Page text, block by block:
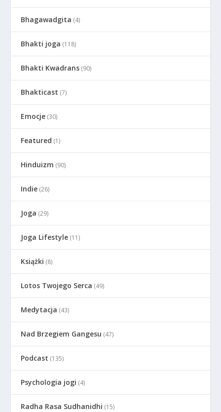
Bhagawadgita (4)
Bhakti joga (118)
Bhakti Kwadrans (90)
Bhakticast (7)
Emocje (30)
Featured (1)
Hinduizm (90)
Indie (26)
Joga (29)
Joga Lifestyle (11)
Książki (8)
Lotos Twojego Serca (49)
Medytacja (43)
Nad Brzegiem Gangesu (47)
Podcast (135)
Psychologia jogi (4)
Radha Rasa Sudhanidhi (15)